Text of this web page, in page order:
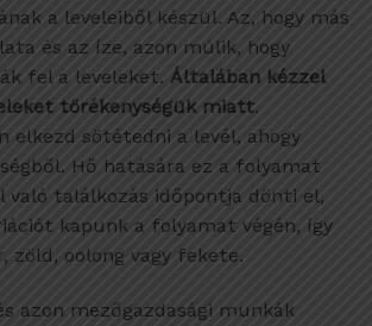
a leveleiből készül. Az, hogy más
és az íze, azon múlik, hogy
fel a leveleket. Általában kézzel
törékenységük miatt.
elkezd sötétedni a levél, ahogy
Hő hatására ez a folyamat
való találkozás időpontja dönti el,
kapunk a folyamat végén, így
zöld, oolong vagy fekete.
azon mezőgazdasági munkák